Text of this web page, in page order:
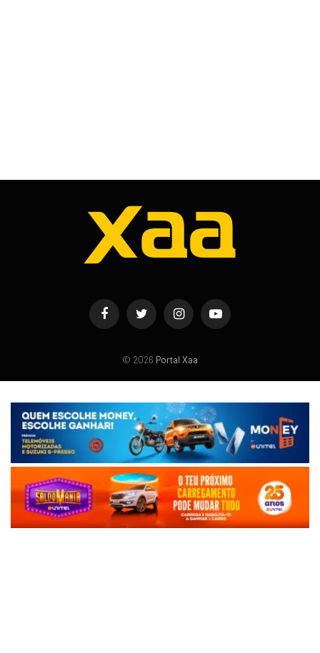
FacebookTwitter InstagramYouTube
© 2026 Portal Xaa